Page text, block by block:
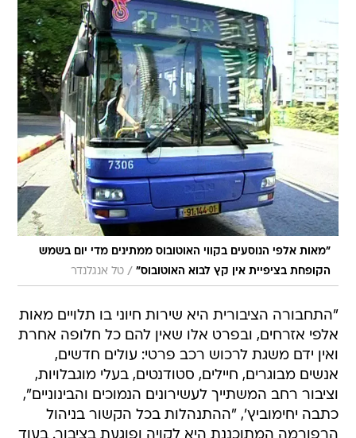
"מאות אלפי הנוסעים בקווי האוטובוס ממתינים מדי יום בשמש
הקופחת בציפיית אין קץ לבוא האוטובוס" / טל אנגלנדר
"התחבורה הציבורית היא שירות חיוני בו תלויים מאות
אלפי אזרחים, ובפרט אלו שאין להם כל חלופה אחרת
ואין ידם משגת לרכוש רכב פרטי: עולים חדשים,
אנשים מבוגרים, חיילים, סטודנטים, בעלי מוגבלויות,
וציבור רחב המשתייך לעשירונים הנמוכים והבינוניים",
כתבה יחימוביץ', "ההתנהלות בכל הקשור בניהול